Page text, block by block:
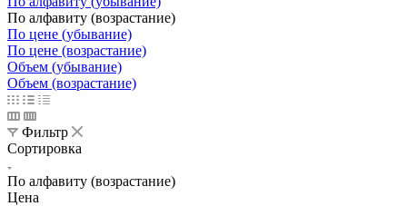
По алфавиту (возрастание)
По цене (убывание)
По цене (возрастание)
Объем (убывание)
Объем (возрастание)
Фильтр
Сортировка
По алфавиту (возрастание)
Цена